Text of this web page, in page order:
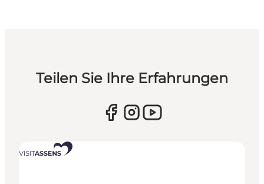
Teilen Sie Ihre Erfahrungen